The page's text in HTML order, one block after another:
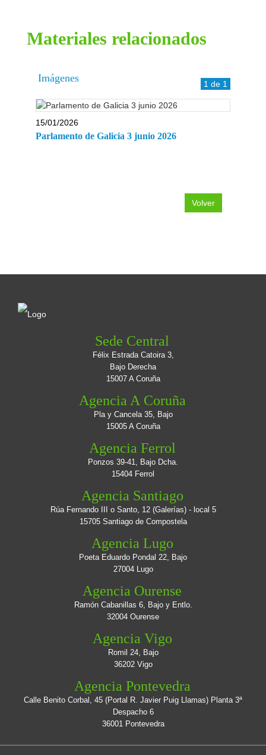
materiales relacionados
Imágenes 1 de 1
15/01/2026
Parlamento de Galicia 3 junio 2026
Volver
Sede Central
Félix Estrada Catoira 3,
Bajo Derecha
15007 A Coruña
Agencia A Coruña
Pla y Cancela 35, Bajo
15005 A Coruña
Agencia Ferrol
Ponzos 39-41, Bajo Dcha.
15404 Ferrol
Agencia Santiago
Rúa Fernando III o Santo, 12 (Galerías) - local 5
15705 Santiago de Compostela
Agencia Lugo
Poeta Eduardo Pondal 22, Bajo
27004 Lugo
Agencia Ourense
Ramón Cabanillas 6, Bajo y Entlo.
32004 Ourense
Agencia Vigo
Romil 24, Bajo
36202 Vigo
Agencia Pontevedra
Calle Benito Corbal, 45 (Portal R. Javier Puig Llamas) Planta 3ª
Despacho 6
36001 Pontevedra